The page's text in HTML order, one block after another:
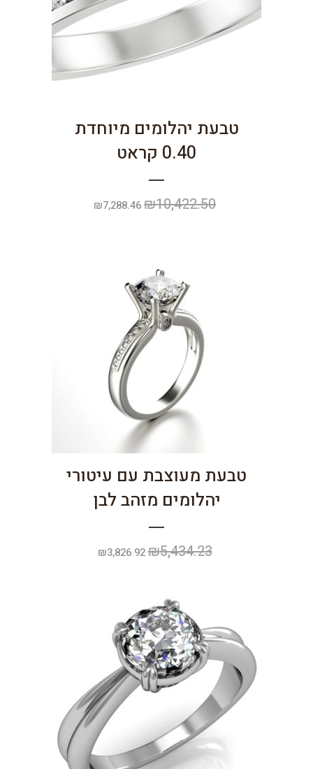
טבעת יהלומים מיוחדת
0.40 קראט
₪10,422.50
המחיר
₪7,288.46
טבעת מעוצבת עם עיטורי
יהלומים מזהב לבן
₪5,434.23
המחיר
₪5,434.23.
₪3,826.92